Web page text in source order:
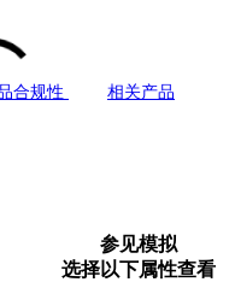
合规性
相关产品
参见模拟
选择以下属性查看